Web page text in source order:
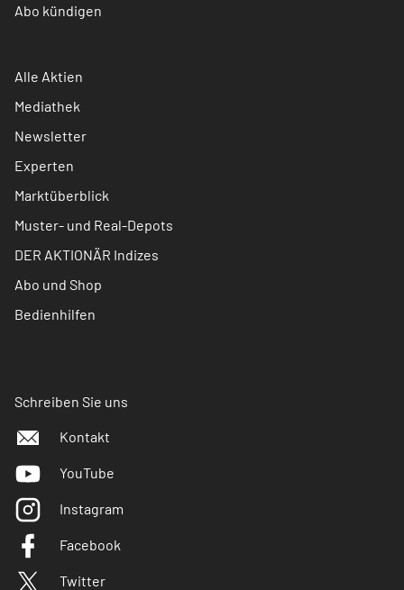
Abo kündigen
Alle Aktien
Mediathek
Newsletter
Experten
Marktüberblick
Muster- und Real-Depots
DER AKTIONÄR Indizes
Abo und Shop
Bedienhilfen
Schreiben Sie uns
Kontakt
YouTube
Instagram
Facebook
Twitter